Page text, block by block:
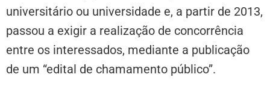
universitário ou universidade e, a partir de 2013,
passou a exigir a realização de concorrência
entre os interessados, mediante a publicação
de um “edital de chamamento público”.